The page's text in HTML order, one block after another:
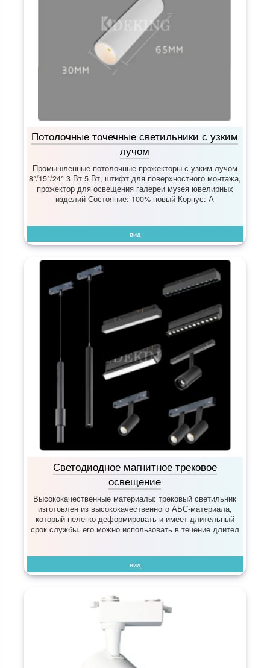
Потолочные точечные светильники с узким
лучом
Промышленные потолочные прожекторы с узким лучом
8°/15°/24° 3 Вт 5 Вт, штифт для поверхностного монтажа,
прожектор для освещения галереи музея ювелирных
изделий Состояние: 100% новый Корпус: А
вид
Светодиодное магнитное трековое
освещение
Высококачественные материалы: трековый светильник
изготовлен из высококачественного АБС-материала,
который нелегко деформировать и имеет длительный
срок службы. его можно использовать в течение длител
вид